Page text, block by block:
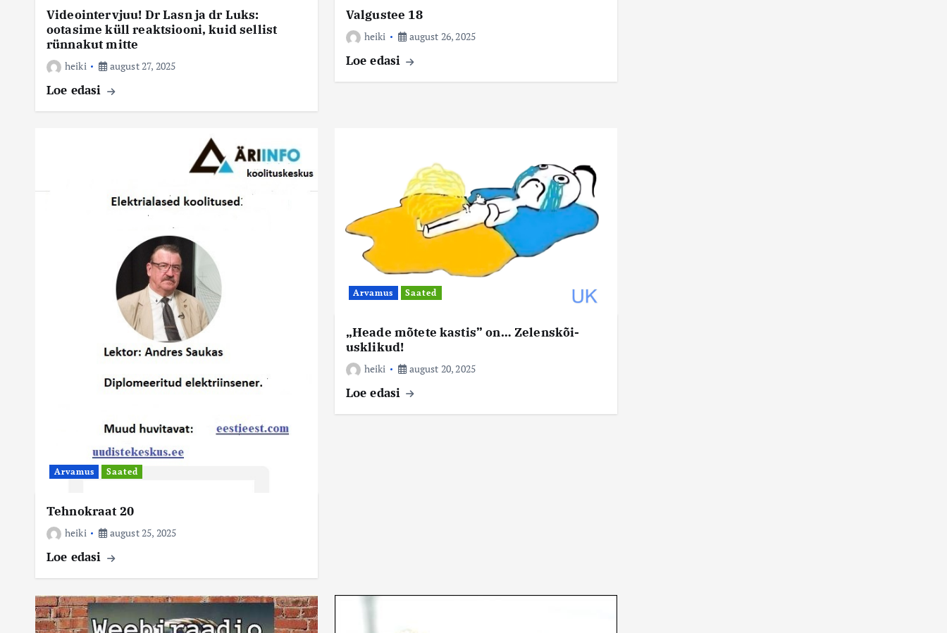
Videointervjuu! Dr Lasn ja dr Luks:
ootasime küll reaktsiooni, kuid sellist
rünnakut mitte
heiki august 27, 2025
Loe edasi
Valgustee 18
heiki august 26, 2025
Loe edasi
Arvamus Saated
Tehnokraat 20
heiki august 25, 2025
Loe edasi
Arvamus Saated
„Heade mõtete kastis” on… Zelenskõi-
usklikud!
heiki august 20, 2025
Loe edasi